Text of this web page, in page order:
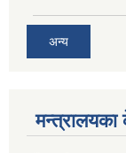
अन्य